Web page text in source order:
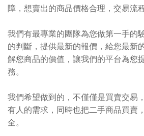
障，想賣出的商品價格合理，交易流
我們有最專業的團隊為您做第一手的
的判斷，提供最新的報價，給您最新
解您商品的價值，讓我們的平台為您
務。
我們希望做到的，不僅僅是買賣交易
有人的需求，同時也把二手商品買賣
全。